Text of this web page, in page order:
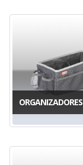
ORGANIZADORES